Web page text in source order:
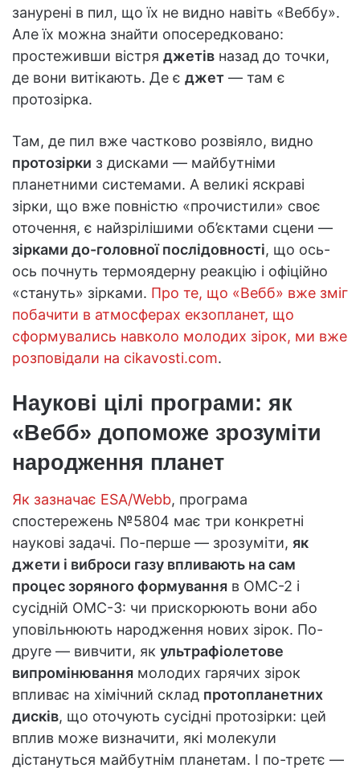
занурені в пил, що їх не видно навіть «Веббу».
Але їх можна знайти опосередковано:
простеживши вістря джетів назад до точки,
де вони витікають. Де є джет — там є
протозірка.
Там, де пил вже частково розвіяло, видно
протозірки з дисками — майбутніми
планетними системами. А великі яскраві
зірки, що вже повністю «прочистили» своє
оточення, є найзрілішими об’єктами сцени —
зірками до-головної послідовності, що ось-
ось почнуть термоядерну реакцію і офіційно
«стануть» зірками. Про те, що «Вебб» вже зміг
побачити в атмосферах екзопланет, що
сформувались навколо молодих зірок, ми вже
розповідали на cikavosti.com.
Наукові цілі програми: як
«Вебб» допоможе зрозуміти
народження планет
Як зазначає ESA/Webb, програма
спостережень №5804 має три конкретні
наукові задачі. По-перше — зрозуміти, як
джети і виброси газу впливають на сам
процес зоряного формування в OMC-2 і
сусідній OMC-3: чи прискорюють вони або
уповільнюють народження нових зірок. По-
друге — вивчити, як ультрафіолетове
випромінювання молодих гарячих зірок
впливає на хімічний склад протопланетних
дисків, що оточують сусідні протозірки: цей
вплив може визначити, які молекули
дістануться майбутнім планетам. І по-третє —